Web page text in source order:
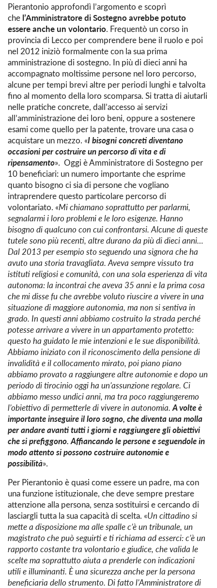
Pierantonio approfondì l’argomento e scoprì
che l’Amministratore di Sostegno avrebbe potuto
essere anche un volontario. Frequentò un corso in
provincia di Lecco per comprendere bene il ruolo e poi
nel 2012 iniziò formalmente con la sua prima
amministrazione di sostegno. In più di dieci anni ha
accompagnato moltissime persone nel loro percorso,
alcune per tempi brevi altre per periodi lunghi e talvolta
fino al momento della loro scomparsa. Si tratta di aiutarli
nelle pratiche concrete, dall’accesso ai servizi
all’amministrazione dei loro beni, oppure a sostenere
esami come quello per la patente, trovare una casa o
acquistare un mezzo. «I bisogni concreti diventano
occasioni per costruire un percorso di vita e di
ripensamento». Oggi è Amministratore di Sostegno per
10 beneficiari: un numero importante che esprime
quanto bisogno ci sia di persone che vogliano
intraprendere questo particolare percorso di
volontariato. «Mi chiamano soprattutto per parlarmi,
segnalarmi i loro problemi e le loro esigenze. Hanno
bisogno di qualcuno con cui confrontarsi. Alcune di queste
tutele sono più recenti, altre durano da più di dieci anni…
Dal 2013 per esempio sto seguendo una signora che ha
avuto una storia travagliata. Aveva sempre vissuto tra
istituti religiosi e comunità, con una sola esperienza di vita
autonoma: la incontrai che aveva 35 anni e la prima cosa
che mi disse fu che avrebbe voluto riuscire a vivere in una
situazione di maggiore autonomia, ma non si sentiva in
grado. In questi anni abbiamo costruito la strada perché
potesse arrivare a vivere in un appartamento protetto:
questo ha guidato le mie intenzioni e le sue disponibilità.
Abbiamo iniziato con il riconoscimento della pensione di
invalidità e il collocamento mirato, poi piano piano
abbiamo provato a raggiungere altre autonomie e dopo un
periodo di tirocinio oggi ha un’assunzione regolare. Ci
abbiamo messo undici anni, ma tra poco raggiungeremo
l’obiettivo di permetterle di vivere in autonomia. A volte è
importante inseguire il loro sogno, che diventa una molla
per andare avanti tutti i giorni e raggiungere gli obiettivi
che si prefiggono. Affiancando le persone e seguendole in
modo attento si possono costruire autonomie e
possibilità».
Per Pierantonio è quasi come essere un padre, ma con
una funzione istituzionale, che deve sempre prestare
attenzione alla persona, senza sostituirsi e cercando di
lasciargli tutta la sua capacità di scelta. «Un cittadino si
mette a disposizione ma alle spalle c’è un tribunale, un
magistrato che può seguirti e ti richiama ad esserci: c’è un
rapporto costante tra volontario e giudice, che valida le
scelte ma soprattutto aiuta a prenderle con indicazioni
utili e illuminanti. È una sicurezza anche per la persona
beneficiaria dello strumento. Di fatto l’Amministratore di